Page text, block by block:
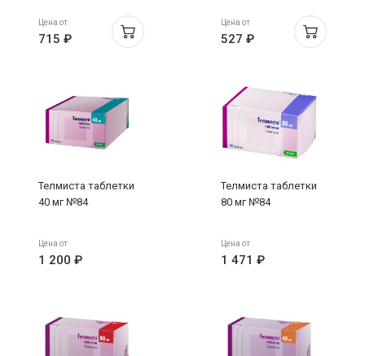
Цена от
715 ₽
Цена от
527 ₽
Телмиста таблетки
40 мг №84
Цена от
1 200 ₽
Телмиста таблетки
80 мг №84
Цена от
1 471 ₽